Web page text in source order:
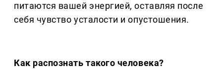
питаются вашей энергией, оставляя после
себя чувство усталости и опустошения.
Как распознать такого человека?